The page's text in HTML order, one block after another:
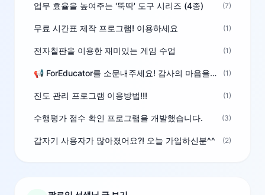
업무 효율을 높여주는 '뚝딱' 도구 시리즈 (4종) (7)
무료 시간표 제작 프로그램! 이용하세요 (1)
전자칠판을 이용한 재미있는 게임 수업 (1)
📢 ForEducator를 소문내주세요! 감사의 마음을 담은 포인트 선물 (1)
진도 관리 프로그램 이용방법!!! (1)
수행평가 점수 확인 프로그램을 개발했습니다. (3)
갑자기 사용자가 많아졌어요?! 오늘 가입하신분^^ (2)